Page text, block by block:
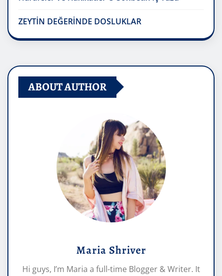
ZEYTİN DEĞERİNDE DOSLUKLAR
ABOUT AUTHOR
Maria Shriver
Hi guys, I’m Maria a full-time Blogger & Writer. It